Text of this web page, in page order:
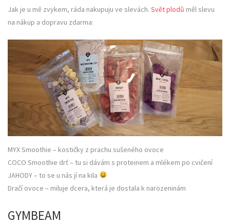
Jak je u mě zvykem, ráda nakupuju ve slevách. Svět plodů měl slevu
na nákup a dopravu zdarma:
MYX Smoothie – kostičky z prachu sušeného ovoce
COCO Smoothie drť – tu si dávám s proteinem a mlékem po cvičení
JAHODY – to se u nás jí na kila
Dračí ovoce – miluje dcera, která je dostala k narozeninám
GYMBEAM